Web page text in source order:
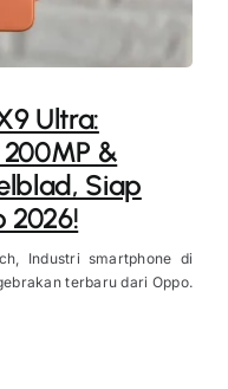
Ultra:
&
Siap
2026!
Industri smartphone di
terbaru dari Oppo.